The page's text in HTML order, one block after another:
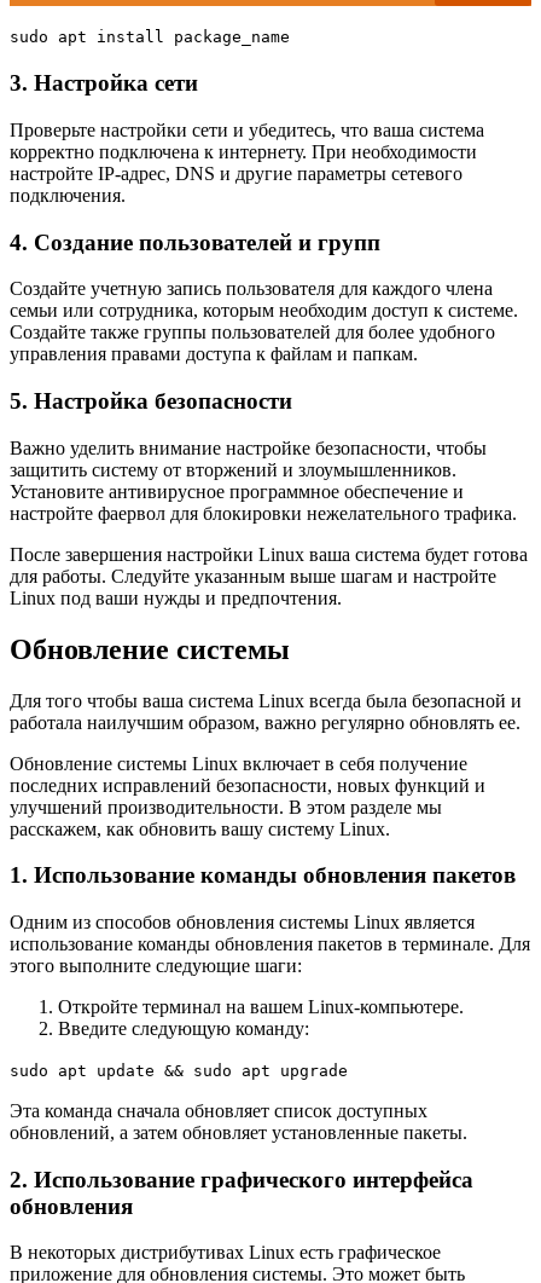
sudo apt install package_name
3. Настройка сети
Проверьте настройки сети и убедитесь, что ваша система
корректно подключена к интернету. При необходимости
настройте IP-адрес, DNS и другие параметры сетевого
подключения.
4. Создание пользователей и групп
Создайте учетную запись пользователя для каждого члена
семьи или сотрудника, которым необходим доступ к системе.
Создайте также группы пользователей для более удобного
управления правами доступа к файлам и папкам.
5. Настройка безопасности
Важно уделить внимание настройке безопасности, чтобы
защитить систему от вторжений и злоумышленников.
Установите антивирусное программное обеспечение и
настройте фаервол для блокировки нежелательного трафика.
После завершения настройки Linux ваша система будет готова
для работы. Следуйте указанным выше шагам и настройте
Linux под ваши нужды и предпочтения.
Обновление системы
Для того чтобы ваша система Linux всегда была безопасной и
работала наилучшим образом, важно регулярно обновлять ее.
Обновление системы Linux включает в себя получение
последних исправлений безопасности, новых функций и
улучшений производительности. В этом разделе мы
расскажем, как обновить вашу систему Linux.
1. Использование команды обновления пакетов
Одним из способов обновления системы Linux является
использование команды обновления пакетов в терминале. Для
этого выполните следующие шаги:
Откройте терминал на вашем Linux-компьютере.
Введите следующую команду:
sudo apt update && sudo apt upgrade
Эта команда сначала обновляет список доступных
обновлений, а затем обновляет установленные пакеты.
2. Использование графического интерфейса
обновления
В некоторых дистрибутивах Linux есть графическое
приложение для обновления системы. Это может быть